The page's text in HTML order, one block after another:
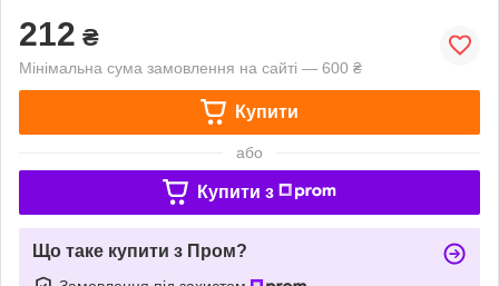
212 ₴
Мінімальна сума замовлення на сайті — 600 ₴
Купити
або
Купити з
Що таке купити з Пром?